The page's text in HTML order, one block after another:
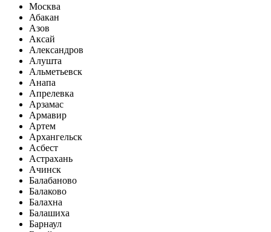
Москва
Абакан
Азов
Аксай
Александров
Алушта
Альметьевск
Анапа
Апрелевка
Арзамас
Армавир
Артем
Архангельск
Асбест
Астрахань
Ачинск
Балабаново
Балаково
Балахна
Балашиха
Барнаул